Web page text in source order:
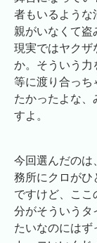
者もいるような
親がいなくて盗
現実ではヤクザ
か。そういう力
等に渡り合っち
たかったよな、
すよ。
今回選んだのは
務所にクロがひ
ですけど、ここ
分がそういうタ
たいなのにはず